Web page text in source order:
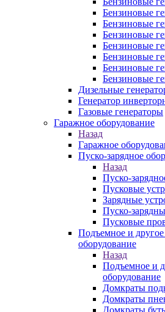
Бензиновые
Бензиновые
Бензиновые
Бензиновые
Бензиновые
Бензиновые
Бензиновые
Дизельные
Генератор
Газовые генераторы
Гаражное оборудование
Назад
Гаражное
Пуско-зарядное
Назад
Пуско-
Пусковые
Зарядные
Пуско-
Пусковые
Подъемное и другое
оборудование
Назад
Подъемное и
оборудование
Домкраты
Домкраты
Домкраты